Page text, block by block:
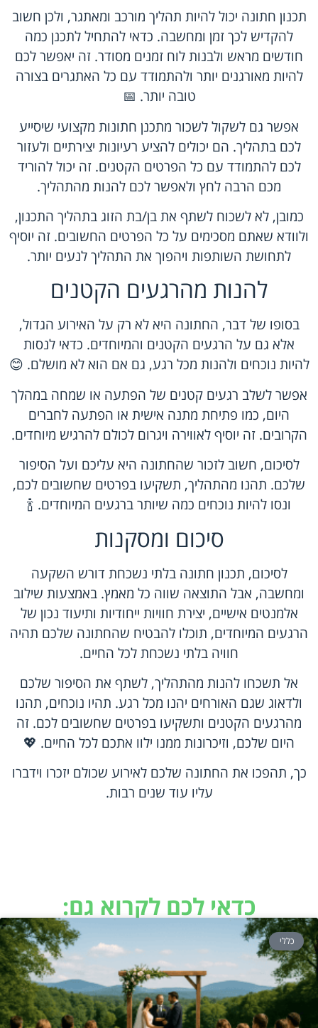
תכנון חתונה יכול להיות תהליך מורכב ומאתגר, ולכן חשוב
להקדיש לכך זמן ומחשבה. כדאי להתחיל לתכנן כמה
חודשים מראש ולבנות לוח זמנים מסודר. זה יאפשר לכם
להיות מאורגנים יותר ולהתמודד עם כל האתגרים בצורה
טובה יותר. 📅
אפשר גם לשקול לשכור מתכנן חתונות מקצועי שיסייע
לכם בתהליך. הם יכולים להציע רעיונות יצירתיים ולעזור
לכם להתמודד עם כל הפרטים הקטנים. זה יכול להוריד
מכם הרבה לחץ ולאפשר לכם להנות מהתהליך.
כמובן, לא לשכוח לשתף את בן/בת הזוג בתהליך התכנון,
ולוודא שאתם מסכימים על כל הפרטים החשובים. זה יוסיף
לתחושת השותפות ויהפוך את התהליך לנעים יותר.
להנות מהרגעים הקטנים
בסופו של דבר, החתונה היא לא רק על האירוע הגדול,
אלא גם על הרגעים הקטנים והמיוחדים. כדאי לנסות
להיות נוכחים ולהנות מכל רגע, גם אם הוא לא מושלם. 😊
אפשר לשלב רגעים קטנים של הפתעה או שמחה במהלך
היום, כמו פתיחת מתנה אישית או הפתעה לחברים
הקרובים. זה יוסיף לאווירה ויגרום לכולם להרגיש מיוחדים.
לסיכום, חשוב לזכור שהחתונה היא עליכם ועל הסיפור
שלכם. תהנו מהתהליך, תשקיעו בפרטים שחשובים לכם,
ונסו להיות נוכחים כמה שיותר ברגעים המיוחדים. 🍾
סיכום ומסקנות
לסיכום, תכנון חתונה בלתי נשכחת דורש השקעה
ומחשבה, אבל התוצאה שווה כל מאמץ. באמצעות שילוב
אלמנטים אישיים, יצירת חוויות ייחודיות ותיעוד נכון של
הרגעים המיוחדים, תוכלו להבטיח שהחתונה שלכם תהיה
חוויה בלתי נשכחת לכל החיים.
אל תשכחו להנות מהתהליך, לשתף את הסיפור שלכם
ולדאוג שגם האורחים יהנו מכל רגע. תהיו נוכחים, תהנו
מהרגעים הקטנים ותשקיעו בפרטים שחשובים לכם. זה
היום שלכם, וזיכרונות ממנו ילוו אתכם לכל החיים. 💖
כך, תהפכו את החתונה שלכם לאירוע שכולם יזכרו וידברו
עליו עוד שנים רבות.
כדאי לכם לקרוא גם:
כללי